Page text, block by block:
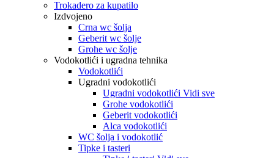
Trokadero za kupatilo
Izdvojeno
Crna wc šolja
Geberit wc šolje
Grohe wc šolje
Vodokotlići i ugradna tehnika
Vodokotlići
Ugradni vodokotlići
Ugradni vodokotlići Vidi sve
Grohe vodokotlići
Geberit vodokotlići
Alca vodokotlići
WC šolja i vodokotlić
Tipke i tasteri